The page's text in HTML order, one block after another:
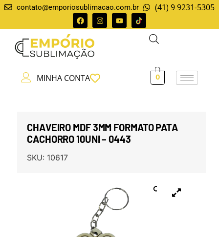
contato@emporiosublimacao.com.br (41) 9 9231-5305
MINHA CONTA 0
CHAVEIRO MDF 3MM FORMATO PATA
CACHORRO 10UNI – 0443
SKU: 10617